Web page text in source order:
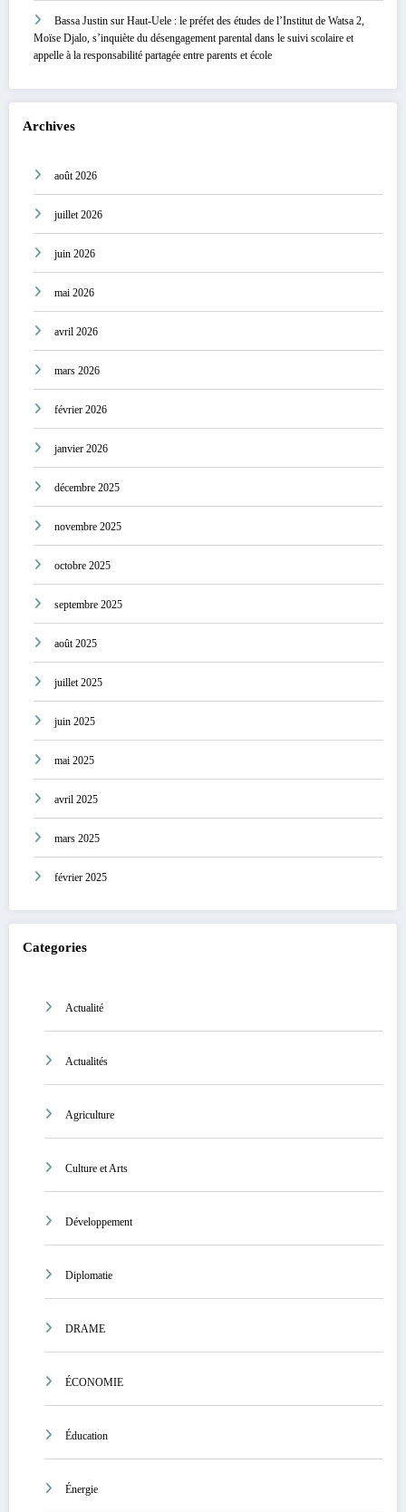
Bassa Justin sur Haut-Uele : le préfet des études de l’Institut de Watsa 2,
Moïse Djalo, s’inquiète du désengagement parental dans le suivi scolaire et
appelle à la responsabilité partagée entre parents et école
Archives
août 2026
juillet 2026
juin 2026
mai 2026
avril 2026
mars 2026
février 2026
janvier 2026
décembre 2025
novembre 2025
octobre 2025
septembre 2025
août 2025
juillet 2025
juin 2025
mai 2025
avril 2025
mars 2025
février 2025
Categories
Actualité
Actualités
Agriculture
Culture et Arts
Développement
Diplomatie
DRAME
ÉCONOMIE
Éducation
Énergie